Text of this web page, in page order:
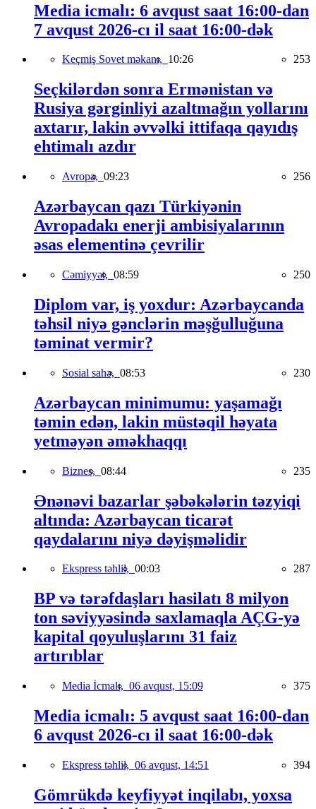
Media icmalı: 6 avqust saat 16:00-dan
7 avqust 2026-cı il saat 16:00-dək
Keçmiş Sovet məkanı, 10:26 253
Seçkilərdən sonra Ermənistan və
Rusiya gərginliyi azaltmağın yollarını
axtarır, lakin əvvəlki ittifaqa qayıdış
ehtimalı azdır
Avropa, 09:23 256
Azərbaycan qazı Türkiyənin
Avropadakı enerji ambisiyalarının
əsas elementinə çevrilir
Cəmiyyət, 08:59 250
Diplom var, iş yoxdur: Azərbaycanda
təhsil niyə gənclərin məşğulluğuna
təminat vermir?
Sosial sahə, 08:53 230
Azərbaycan minimumu: yaşamağı
təmin edən, lakin müstəqil həyata
yetməyən əməkhaqqı
Biznes, 08:44 235
Ənənəvi bazarlar şəbəkələrin təzyiqi
altında: Azərbaycan ticarət
qaydalarını niyə dəyişməlidir
Ekspress təhlil, 00:03 287
BP və tərəfdaşları hasilatı 8 milyon
ton səviyyəsində saxlamaqla AÇG-yə
kapital qoyuluşlarını 31 faiz
artırıblar
Media İcmalı, 06 avqust, 15:09 375
Media icmalı: 5 avqust saat 16:00-dan
6 avqust 2026-cı il saat 16:00-dək
Ekspress təhlil, 06 avqust, 14:51 394
Gömrükdə keyfiyyət inqilabı, yoxsa